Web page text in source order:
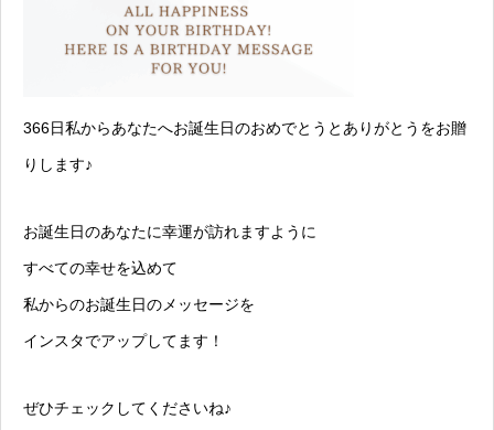
366日私からあなたへお誕生日のおめでとうとありがとうをお贈
りします♪
お誕生日のあなたに幸運が訪れますように
すべての幸せを込めて
私からのお誕生日のメッセージを
インスタでアップしてます！
ぜひチェックしてくださいね♪